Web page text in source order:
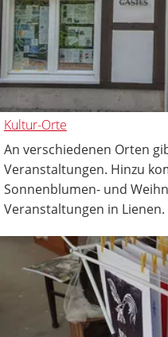
Kultur-Orte
An verschiedenen Orten
Veranstaltungen. Hinzu
Sonnenblumen- und
Veranstaltungen in Lienen.